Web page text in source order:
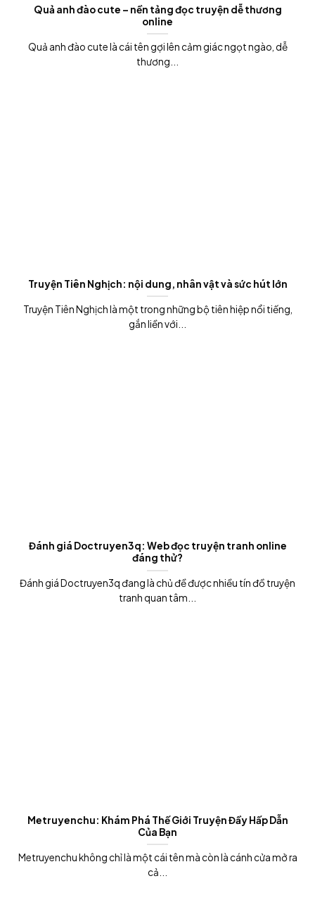
Quả anh đào cute – nền tảng đọc truyện dễ thương
online
Quả anh đào cute là cái tên gợi lên cảm giác ngọt ngào, dễ
thương...
Truyện Tiên Nghịch: nội dung, nhân vật và sức hút lớn
Truyện Tiên Nghịch là một trong những bộ tiên hiệp nổi tiếng,
gắn liền với...
Đánh giá Doctruyen3q: Web đọc truyện tranh online
đáng thử?
Đánh giá Doctruyen3q đang là chủ đề được nhiều tín đồ truyện
tranh quan tâm...
Metruyenchu: Khám Phá Thế Giới Truyện Đầy Hấp Dẫn
Của Bạn
Metruyenchu không chỉ là một cái tên mà còn là cánh cửa mở ra
cả...